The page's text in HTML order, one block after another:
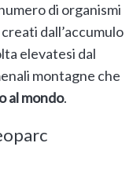
di organismi
dall’accumulo
elevatesi dal
montagne che
al mondo.